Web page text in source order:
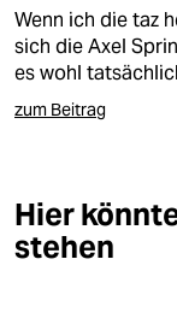
Wenn ich die taz
sich die Axel
es wohl
zum Beitrag
Hier
stehen